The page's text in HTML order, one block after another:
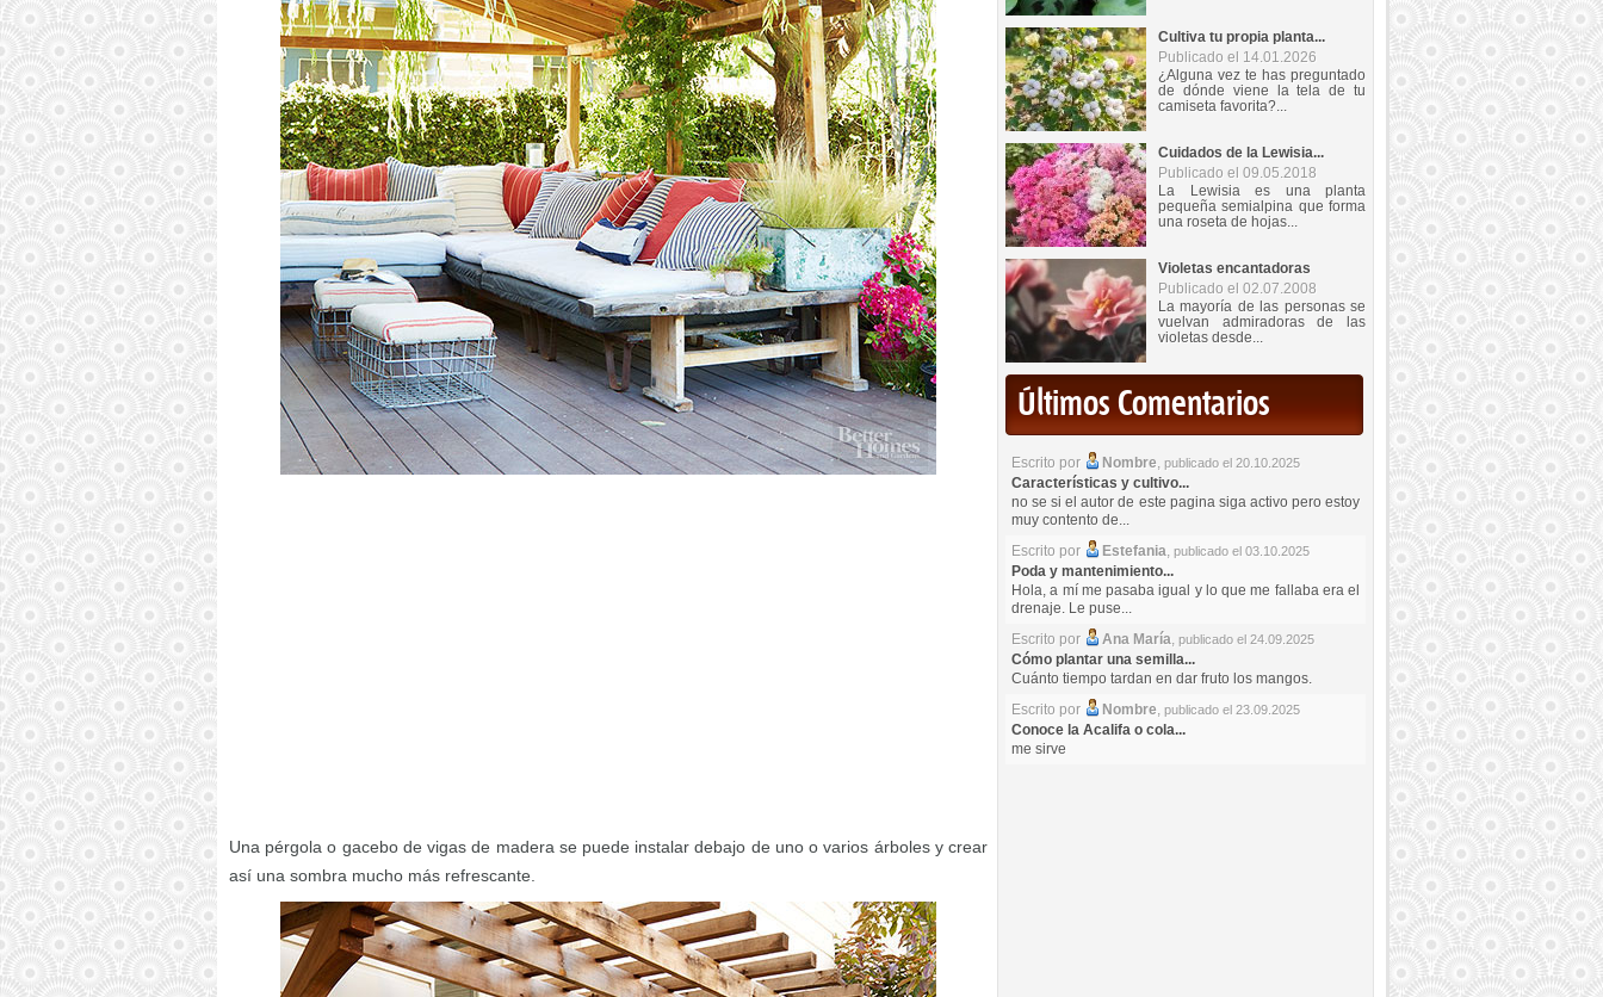
Una pérgola o gacebo de vigas de madera se puede instalar debajo de uno o varios árboles y crear
así una sombra mucho más refrescante.
Cultiva tu propia planta...
Publicado el 14.01.2026
¿Alguna vez te has preguntado
de dónde viene la tela de tu
camiseta favorita?...
Cuidados de la Lewisia...
Publicado el 09.05.2018
La Lewisia es una planta
pequeña semialpina que forma
una roseta de hojas...
Violetas encantadoras
Publicado el 02.07.2008
La mayoría de las personas se
vuelvan admiradoras de las
violetas desde...
Últimos Comentarios
Escrito por Nombre, publicado el 20.10.2025
Características y cultivo...
no se si el autor de este pagina siga activo pero estoy
muy contento de...
Escrito por
Estefania, publicado el 03.10.2025
Poda y mantenimiento...
Hola, a mí me pasaba igual y lo que me fallaba era el
drenaje. Le puse...
Escrito por
Ana María, publicado el 24.09.2025
Cómo plantar una semilla...
Cuánto tiempo tardan en dar fruto los mangos.
Escrito por
Nombre, publicado el 23.09.2025
Conoce la Acalifa o cola...
me sirve